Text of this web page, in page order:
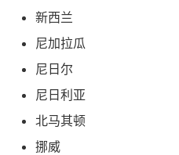
新西兰
尼加拉瓜
尼日尔
尼日利亚
北马其顿
挪威